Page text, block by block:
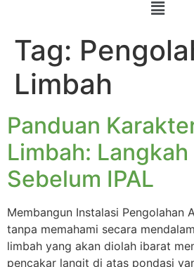
Tag:
Limbah
Panduan
Limbah: Langkah
Sebelum IPAL
Membangun Instalasi Pengolahan
tanpa memahami secara
limbah yang akan diolah ibarat
pencakar langit di atas pondasi